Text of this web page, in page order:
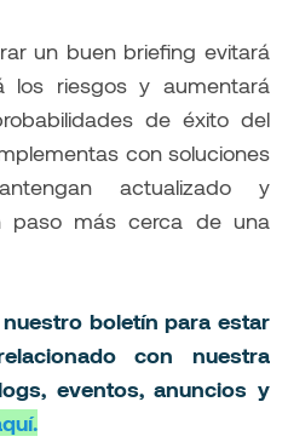
un buen briefing evitará
los riesgos y aumentará
de éxito del
con soluciones
actualizado y
paso más cerca de una
boletín para estar
con nuestra
eventos, anuncios y